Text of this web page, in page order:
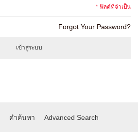
* ฟิลด์ที่จำเป็น
Forgot Your Password?
เข้าสู่ระบบ
คำค้นหา Advanced Search